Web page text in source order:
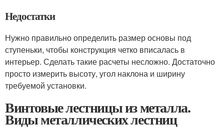
Недостатки
Нужно правильно определить размер основы под
ступеньки, чтобы конструкция четко вписалась в
интерьер. Сделать такие расчеты несложно. Достаточно
просто измерить высоту, угол наклона и ширину
требуемой установки.
Винтовые лестницы из металла.
Виды металлических лестниц